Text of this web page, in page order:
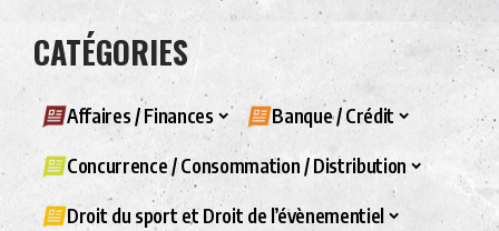
CATÉGORIES
Affaires / Finances Banque / Crédit
Concurrence / Consommation / Distribution
Droit du sport et Droit de l’évènementiel